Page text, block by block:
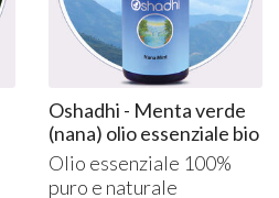
Oshadhi - Menta verde
(nana) olio essenziale bio
Olio essenziale 100%
puro e naturale